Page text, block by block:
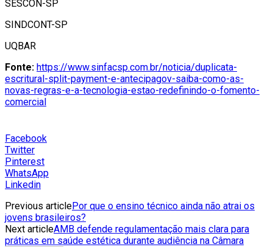
SESCON-SP
SINDCONT-SP
UQBAR
Fonte: https://www.sinfacsp.com.br/noticia/duplicata-
escritural-split-payment-e-antecipagov-saiba-como-as-
novas-regras-e-a-tecnologia-estao-redefinindo-o-fomento-
comercial
Facebook
Twitter
Pinterest
WhatsApp
Linkedin
Previous articlePor que o ensino técnico ainda não atrai os
jovens brasileiros?
Next articleAMB defende regulamentação mais clara para
práticas em saúde estética durante audiência na Câmara